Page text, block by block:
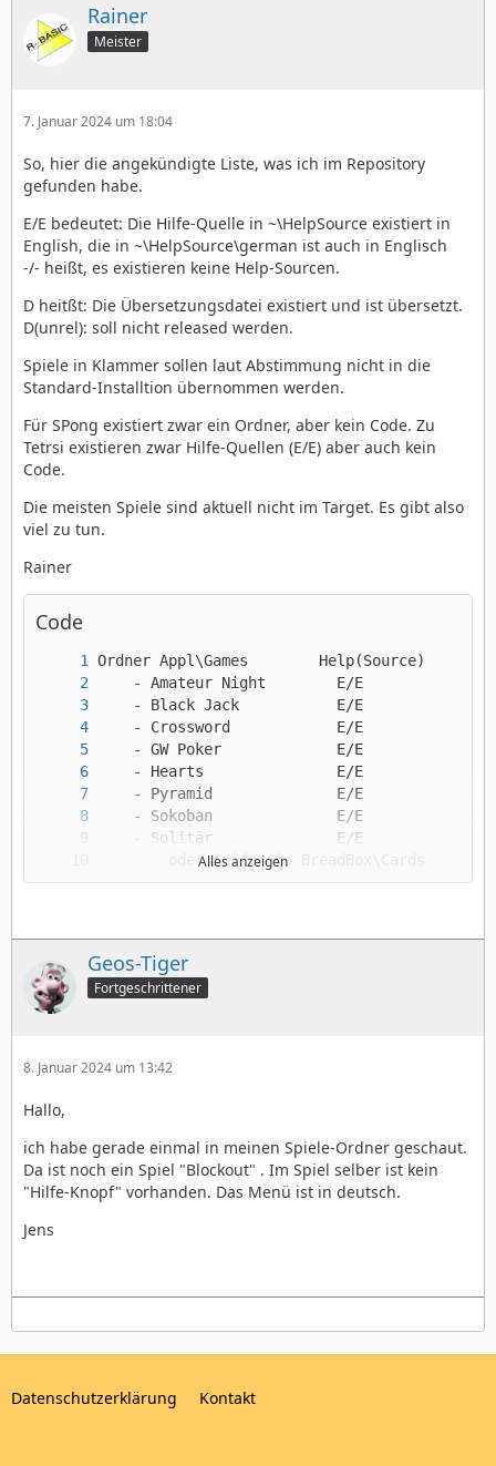
Rainer
Meister
7. Januar 2024 um 18:04
So, hier die angekündigte Liste, was ich im Repository
gefunden habe.
E/E bedeutet: Die Hilfe-Quelle in ~\HelpSource existiert in
English, die in ~\HelpSource\german ist auch in Englisch
-/- heißt, es existieren keine Help-Sourcen.
D heitßt: Die Übersetzungsdatei existiert und ist übersetzt.
D(unrel): soll nicht released werden.
Spiele in Klammer sollen laut Abstimmung nicht in die
Standard-Installtion übernommen werden.
Für SPong existiert zwar ein Ordner, aber kein Code. Zu
Tetrsi existieren zwar Hilfe-Quellen (E/E) aber auch kein
Code.
Die meisten Spiele sind aktuell nicht im Target. Es gibt also
viel zu tun.
Rainer
Code
Alles anzeigen
Geos-Tiger
Fortgeschrittener
8. Januar 2024 um 13:42
Hallo,
ich habe gerade einmal in meinen Spiele-Ordner geschaut.
Da ist noch ein Spiel "Blockout" . Im Spiel selber ist kein
"Hilfe-Knopf" vorhanden. Das Menü ist in deutsch.
Jens
Datenschutzerklärung Kontakt